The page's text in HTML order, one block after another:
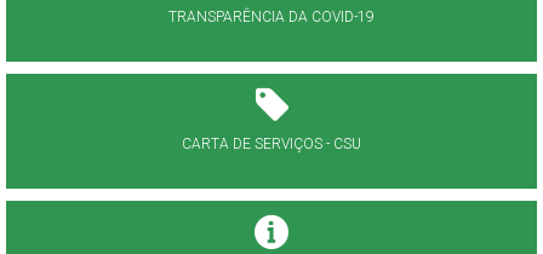
TRANSPARÊNCIA DA COVID-19
CARTA DE SERVIÇOS - CSU